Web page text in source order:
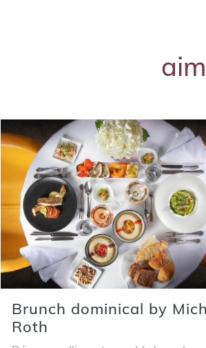
Brunch dominical by
Roth